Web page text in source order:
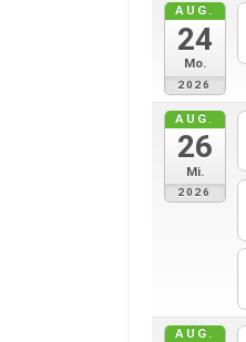
AUG.
24
Mo.
2026
AUG.
26
Mi.
2026
AUG.